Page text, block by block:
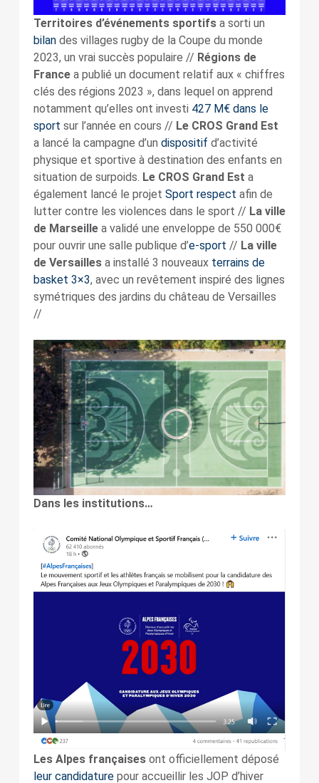
Territoires d’événements sportifsa sorti un
bilandes villages rugby de la Coupe du monde
2023, un vrai succès populaire // Régions de
Francea publié un document relatif aux « chiffres
clés des régions 2023 », dans lequel on apprend
notamment qu’elles ont investi 427 M€ dans le
sport sur l’année en cours // Le CROS Grand Est
a lancé la campagne d’un dispositif d’activité
physique et sportive à destination des enfants en
situation de surpoids. Le CROS Grand Est a
également lancé le projet Sport respect afin de
lutter contre les violences dans le sport // La ville
de Marseillea validé une enveloppe de 550 000€
pour ouvrir une salle publique d’e-sport // La ville
de Versaillesa installé 3 nouveaux terrains de
basket 3×3, avec un revêtement inspiré des lignes
symétriques des jardins du château de Versailles
//
Dans les institutions…
Les Alpes françaisesont officiellement déposé
leur candidaturepour accueillir les JOP d’hiver